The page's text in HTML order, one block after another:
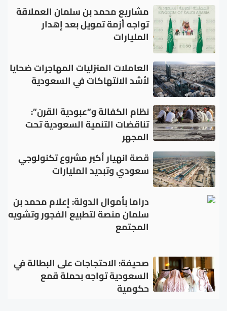
مشاريع محمد بن سلمان العملاقة
تواجه أزمة تمويل بعد إهدار
المليارات
العاملات المنزليات المهاجرات ضحايا
لأشد الانتهاكات في السعودية
نظام الكفالة و”عبودية القرن”:
تناقضات التنمية السعودية تحت
المجهر
قصة انهيار أكبر مشروع تكنولوجي
سعودي وتبديد المليارات
دراما بأموال الدولة: إعلام محمد بن
سلمان منصة لتطبيع الفجور وتشويه
المجتمع
صحيفة: الاحتجاجات على البطالة في
السعودية تواجه بحملة قمع
حكومية